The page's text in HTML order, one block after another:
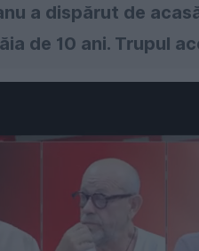
a dispărut de
de 10 ani. Trupul